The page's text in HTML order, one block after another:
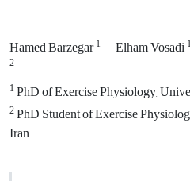
Hamed Barzegar1 Elham Vosadi1
2
1PhD of Exercise Physiology,
2PhD Student of Exercise
Iran